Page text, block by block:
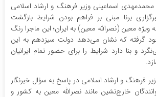
محمدمهدی اسماعیلی وزیر فرهنگ و ارشاد اسلامی
برنا مبنی بر فراهم بودن شرایط بازگشت
معین (نصرالله معین) به ایران؛ این ماجرا رنگ
گرفته که نشان می‌دهد دولت سیزدهم به این
و بنا دارد شرایط را برای حضور تمام ایرانیان
فرهنگ و ارشاد اسلامی در پاسخ به سؤال خبرنگار
خارج‌نشین مانند نصرالله معین به کشور و